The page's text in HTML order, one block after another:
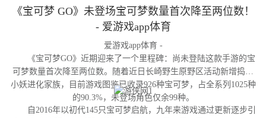
《宝可梦 GO》未登场宝可梦数量首次降至两位数！
- 爱游戏app体育
爱游戏app体育 -
《宝可梦GO》近期迎来了一个里程碑：尚未登陆这款手游的宝
可梦数量首次降至两位数。随着近日长崎野生原野区活动新增捣蛋
小妖进化家族，目前游戏图鉴已收录926种宝可梦，占全系列1025种
的90.3%，未登场角色仅余99种。
自2016年以初代145只宝可梦启航，九年来游戏通过更新逐步引